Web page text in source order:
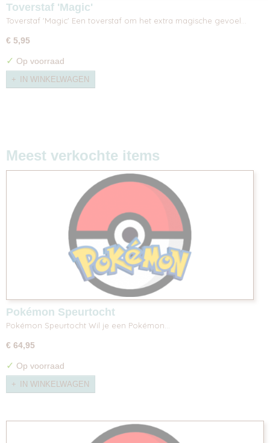
Toverstaf 'Magic'
Toverstaf 'Magic' Een toverstaf om het extra magische gevoel…
€ 5,95
✓ Op voorraad
IN WINKELWAGEN
Meest verkochte items
Pokémon Speurtocht
Pokémon Speurtocht Wil je een Pokémon…
€ 64,95
✓ Op voorraad
IN WINKELWAGEN